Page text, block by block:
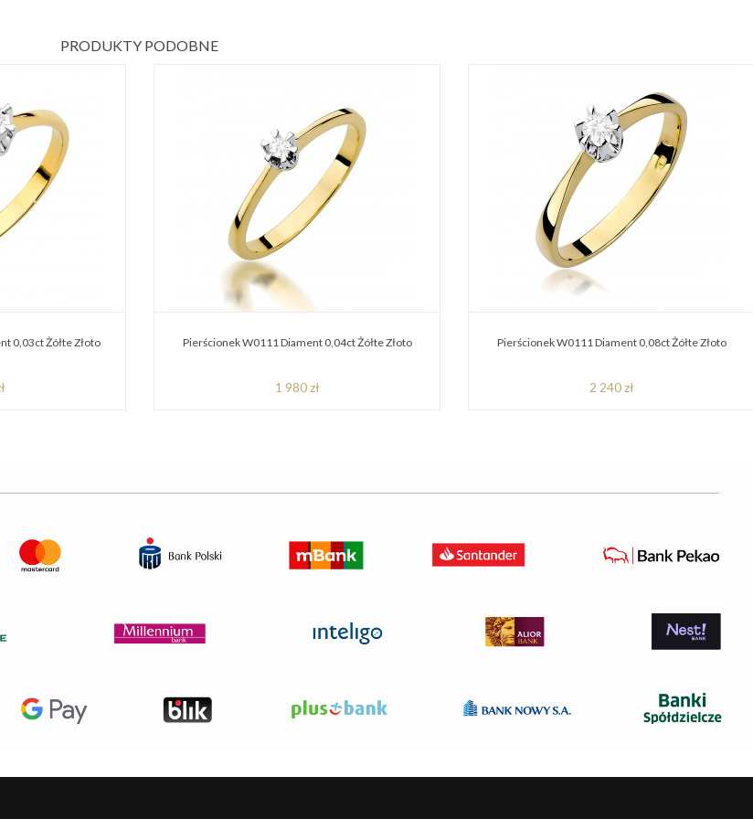
PRODUKTY PODOBNE
0,03ct Żółte Złoto Pierścionek W0111 Diament 0,04ct Żółte Złoto
1 980 zł
Pierścionek W0111 Diament 0,08ct Żółte Złoto
2 240 zł